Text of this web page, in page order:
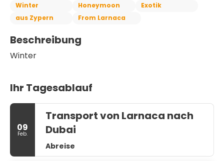
Winter Honeymoon
Exotik
aus Zypern
From Larnaca
Beschreibung
Winter
Ihr Tagesablauf
09
Feb.
Transport von Larnaca nach
Dubai
Abreise